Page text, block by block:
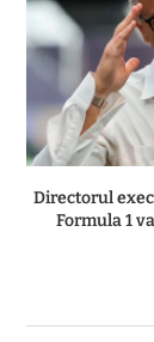
Directorul
Formula 1